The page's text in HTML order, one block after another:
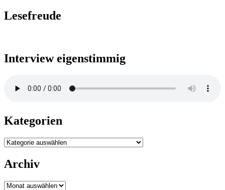
Lesefreude
Interview eigenstimmig
Kategorien
Kategorien
Archiv
Archiv